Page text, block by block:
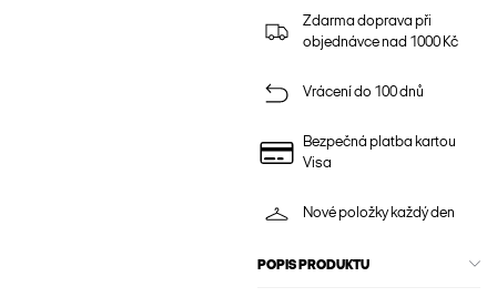
Zdarma doprava při
objednávce nad 1000 Kč
Vrácení do 100 dnů
Bezpečná platba kartou
Visa
Nové položky každý den
POPIS PRODUKTU